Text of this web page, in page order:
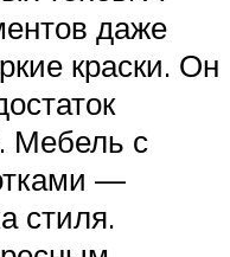
даже
краски. Он
Мебель с
—
стиля.